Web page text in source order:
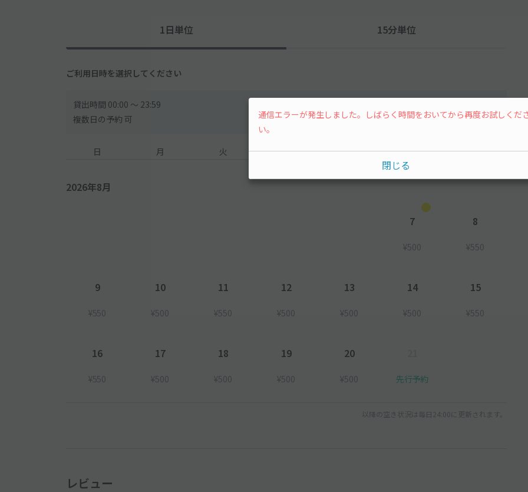
1日単位 15分単位
ご利用日時を選択してください
貸出時間 00:00 〜 23:59
複数日の予約 可
日 月 火 水 木 金 土
2026年8月
7
¥500
8
¥550
9
¥550
10
¥500
11
¥550
12
¥500
13
¥500
14
¥500
15
¥550
16
¥550
17
¥500
18
¥500
19
¥500
20
¥500 先行予約
以降の空き状況は毎日24:00に更新されます。
レビュー
通信エラーが発生しました。しばらく時間をおいてから再度お試しくだ
い。
閉じる